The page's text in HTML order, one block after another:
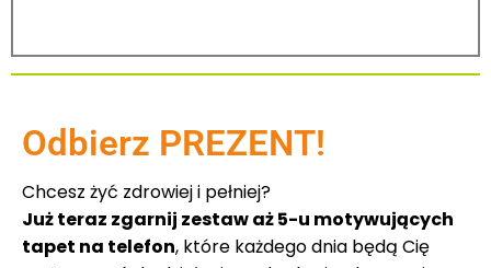
Odbierz PREZENT!
Chcesz żyć zdrowiej i pełniej?
Już teraz zgarnij zestaw aż 5-u motywujących
tapet na telefon, które każdego dnia będą Cię